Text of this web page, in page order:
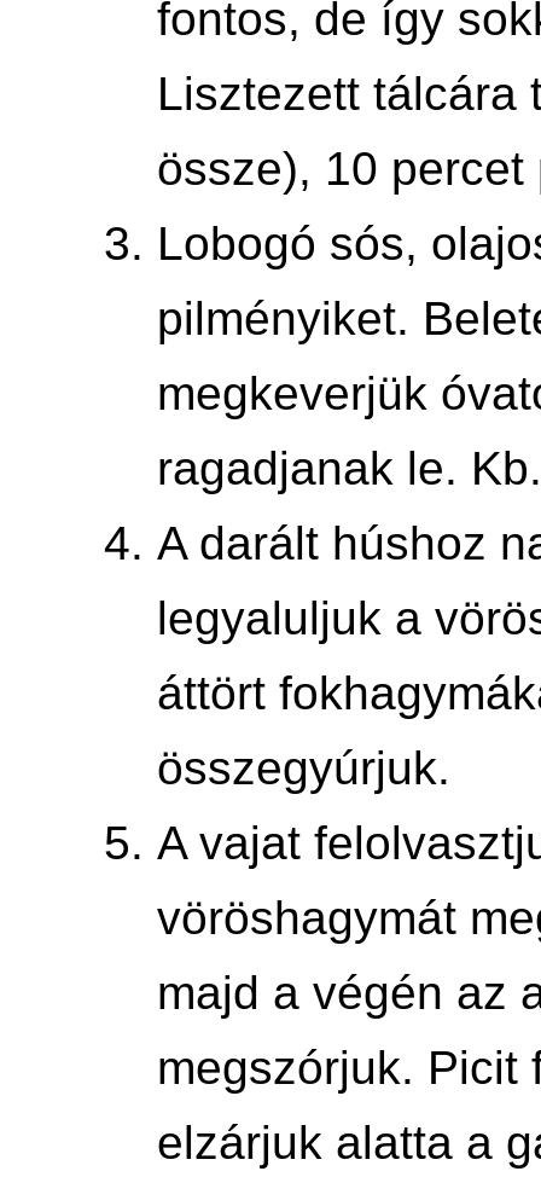
fontos, de így
Lisztezett tálcára
össze), 10 percet
Lobogó sós,
pilményiket.
megkeverjük
ragadjanak le.
A darált húshoz
legyaluljuk a
áttört
összegyúrjuk.
A vajat
vöröshagymát
majd a végén az
megszórjuk. Picit
elzárjuk alatta a